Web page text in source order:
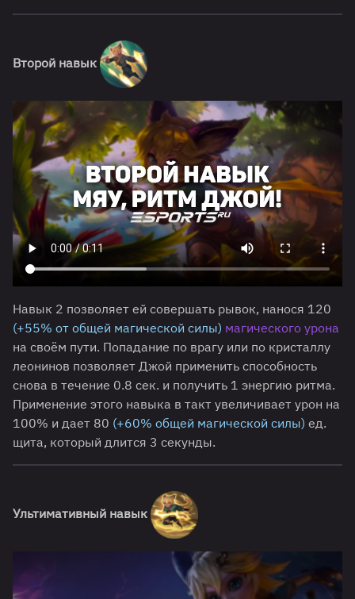
Второй навык
Навык 2 позволяет ей совершать рывок, нанося 120
(+55% от общей магической силы) магического урона
на своём пути. Попадание по врагу или по кристаллу
леонинов позволяет Джой применить способность
снова в течение 0.8 сек. и получить 1 энергию ритма.
Применение этого навыка в такт увеличивает урон на
100% и дает 80 (+60% общей магической силы) ед.
щита, который длится 3 секунды.
Ультимативный навык